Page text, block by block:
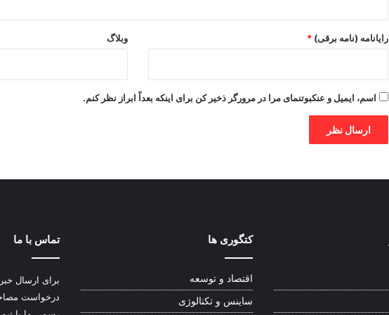
رایانامه (نامه برقی) * وبلاگ
اسم، ایمیل و عنکبوتنمای مرا در مرورگر ذخیر کن برای اینکه بعداً ابراز نظر کنم.
کتگوری ها
اقتصاد و توسعه
ساینس و تکنالوژی
تماس با ما
برای ارسال
درخواست